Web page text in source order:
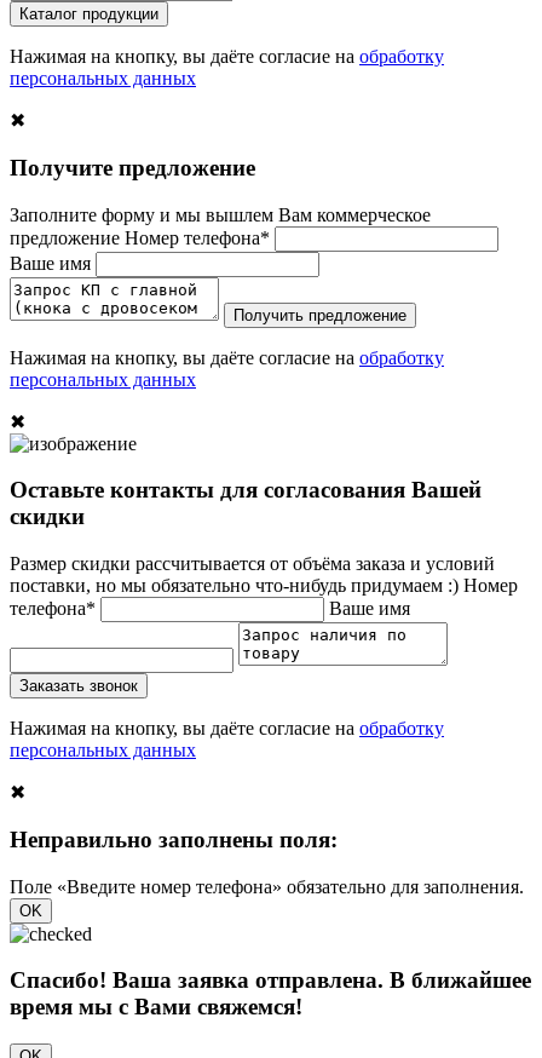
Каталог продукции
Нажимая на кнопку, вы даёте согласие на обработку
персональных данных
✖
Получите предложение
Заполните форму и мы вышлем Вам коммерческое
предложение Номер телефона*
Ваше имя
Получить предложение
Нажимая на кнопку, вы даёте согласие на обработку
персональных данных
✖
Оставьте контакты для согласования Вашей
скидки
Размер скидки рассчитывается от объёма заказа и условий
поставки, но мы обязательно что-нибудь придумаем :) Номер
телефона*
Ваше имя
Заказать звонок
Нажимая на кнопку, вы даёте согласие на обработку
персональных данных
✖
Неправильно заполнены поля:
Поле «Введите номер телефона» обязательно для заполнения.
OK
Спасибо! Ваша заявка отправлена. В ближайшее
время мы с Вами свяжемся!